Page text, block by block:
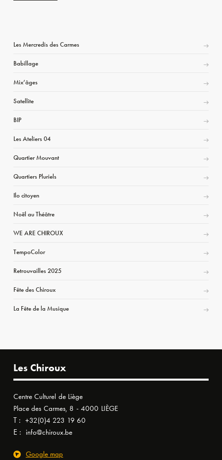
Les Mercredis des Carmes
Babillage
Mix’âges
Satellite
BIP
Les Ateliers 04
Quartier Mouvant
Quartiers Pluriels
Ilo citoyen
Noël au Théâtre
WE ARE CHIROUX
TempoColor
Retrouvailles 2025
Fête des Chiroux
La Fête de la Musique
Les Chiroux
Centre Culturel de Liège
Place des Carmes, 8 - 4000 LIÈGE
T : +32(0)4 223 19 60
E : info@chiroux.be
Google map